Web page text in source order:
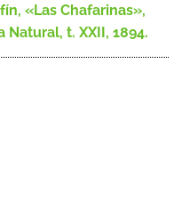
«Las Chafarinas»,
t. XXII, 1894.